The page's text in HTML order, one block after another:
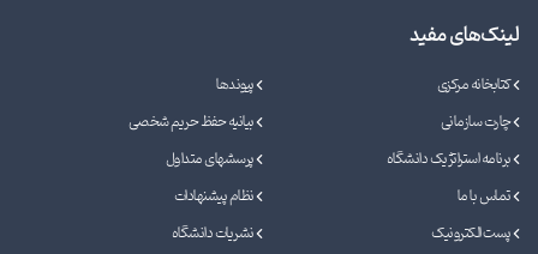
لینک‌های مفید
کتابخانه مرکزی
پیوندها
چارت سازمانی
بیانیه حفظ حریم شخصی
برنامه استراتژیک دانشگاه
پرسشهای متداول
تماس با ما
نظام پیشنهادات
پست الکترونیک
نشریات دانشگاه